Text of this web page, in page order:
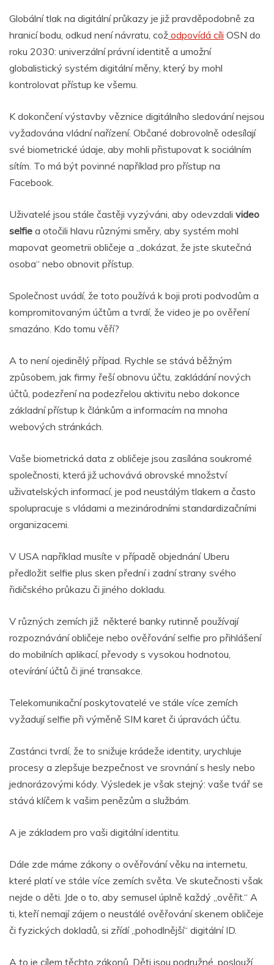
Globální tlak na digitální průkazy je již pravděpodobně za
hranicí bodu, odkud není návratu, což odpovídá cíli OSN do
roku 2030: univerzální právní identitě a umožní
globalistický systém digitální měny, který by mohl
kontrolovat přístup ke všemu.
K dokončení výstavby věznice digitálního sledování nejsou
vyžadována vládní nařízení. Občané dobrovolně odesílají
své biometrické údaje, aby mohli přistupovat k sociálním
sítím. To má být povinné například pro přístup na
Facebook.
Uživatelé jsou stále častěji vyzýváni, aby odevzdali video
selfie a otočili hlavu různými směry, aby systém mohl
mapovat geometrii obličeje a „dokázat, že jste skutečná
osoba“ nebo obnovit přístup.
Společnost uvádí, že toto používá k boji proti podvodům a
kompromitovaným účtům a tvrdí, že video je po ověření
smazáno. Kdo tomu věří?
A to není ojedinělý případ. Rychle se stává běžným
způsobem, jak firmy řeší obnovu účtu, zakládání nových
účtů, podezření na podezřelou aktivitu nebo dokonce
základní přístup k článkům a informacím na mnoha
webových stránkách.
Vaše biometrická data z obličeje jsou zasílána soukromé
společnosti, která již uchovává obrovské množství
uživatelských informací, je pod neustálým tlakem a často
spolupracuje s vládami a mezinárodními standardizačními
organizacemi.
V USA například musíte v případě objednání Uberu
předložit selfie plus sken přední i zadní strany svého
řidičského průkazu či jiného dokladu.
V různých zemích již některé banky rutinně používají
rozpoznávání obličeje nebo ověřování selfie pro přihlášení
do mobilních aplikací, převody s vysokou hodnotou,
otevírání účtů či jiné transakce.
Telekomunikační poskytovatelé ve stále více zemích
vyžadují selfie při výměně SIM karet či úpravách účtu.
Zastánci tvrdí, že to snižuje krádeže identity, urychluje
procesy a zlepšuje bezpečnost ve srovnání s hesly nebo
jednorázovými kódy. Výsledek je však stejný: vaše tvář se
stává klíčem k vašim penězům a službám.
A je základem pro vaši digitální identitu.
Dále zde máme zákony o ověřování věku na internetu,
které platí ve stále více zemích světa. Ve skutečnosti však
nejde o děti. Jde o to, aby semusel úplně každý „ověřit.“ A
ti, kteří nemají zájem o neustálé ověřování skenem obličeje
či fyzických dokladů, si zřídí „pohodlnější“ digitální ID.
A to je cílem těchto zákonů. Děti jsou podružné, poslouží